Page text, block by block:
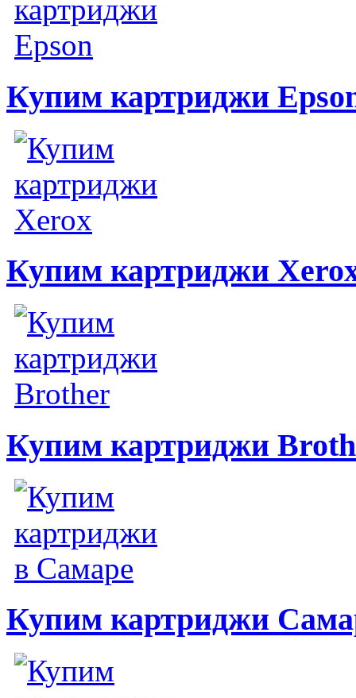
Купим картриджи
Купим картриджи
Купим картриджи
Купим картриджи